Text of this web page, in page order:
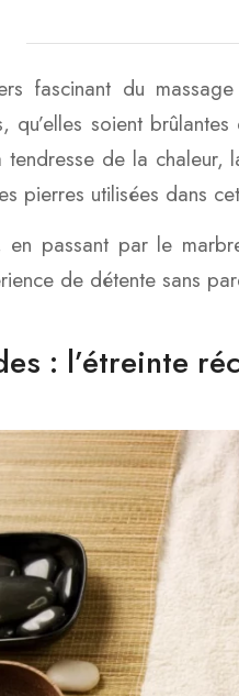
fascinant du
qu’elles soient
tendresse de la
pierres utilisées dans
passant par le
de détente sans
: l’étreinte